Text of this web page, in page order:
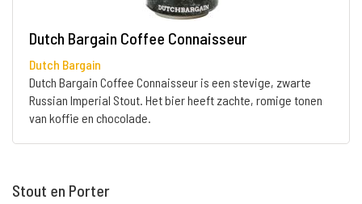
Dutch Bargain Coffee Connaisseur
Dutch Bargain
Dutch Bargain Coffee Connaisseur is een stevige, zwarte
Russian Imperial Stout. Het bier heeft zachte, romige tonen
van koffie en chocolade.
Stout en Porter